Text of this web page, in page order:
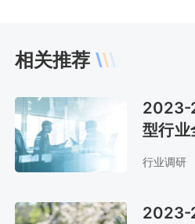
相关推荐
2023-
型行业
预测报告
行业调研
2023-